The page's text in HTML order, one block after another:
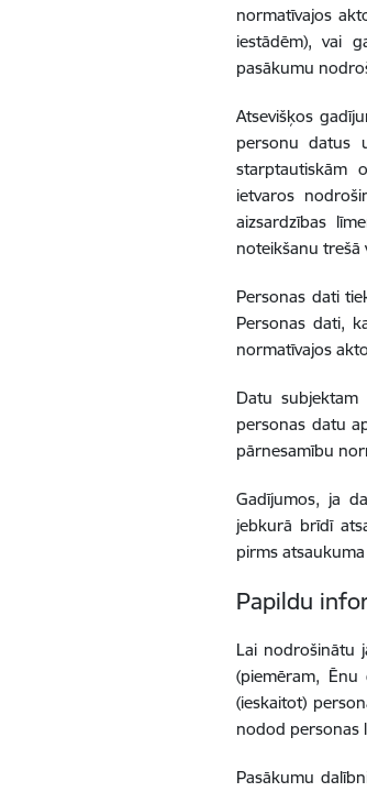
normatīvajos
iestādēm), vai
pasākumu
Atsevišķos
personu datus
starptautiskām
ietvaros
aizsardzības
noteikšanu trešā
Personas dati
Personas dati,
normatīvajos
Datu
personas datu
pārnesamību
Gadījumos, ja
jebkurā brīdī
pirms
Papildu
Lai nodrošinātu
(piemēram,
(ieskaitot)
nodod personas
Pasākumu